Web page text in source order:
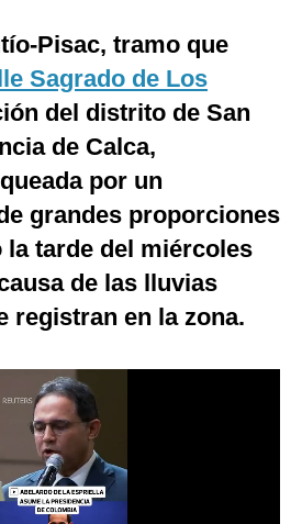
Pisac, tramo que
Sagrado de Los
del distrito de San
de Calca,
por un
grandes proporciones
la tarde del miércoles
de las lluvias
registran en la zona.